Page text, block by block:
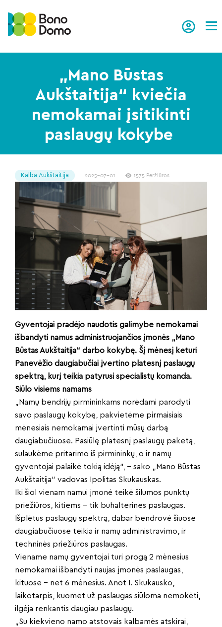
„Mano Būstas
Aukštaitija“ kviečia
nemokamai įsitikinti
paslaugų kokybe
Kalba Aukštaitija 2025-07-01 1575 Peržiūros
Gyventojai pradėjo naudotis galimybe nemokamai
išbandyti namus administruojančios įmonės „Mano
Būstas Aukštaitija“ darbo kokybę. Šį mėnesį keturi
Panevėžio daugiabučiai įvertino platesnį paslaugų
spektrą, kurį teikia patyrusi specialistų komanda.
Siūlo visiems namams
„Namų bendrijų pirmininkams norėdami parodyti
savo paslaugų kokybę, pakvietėme pirmaisiais
mėnesiais nemokamai įvertinti mūsų darbą
daugiabučiuose. Pasiūlę platesnį paslaugų paketą,
sulaukėme pritarimo iš pirmininkų, o ir namų
gyventojai palaikė tokią idėją“, – sako „Mano Būstas
Aukštaitija“ vadovas Ipolitas Skukauskas.
Iki šiol vienam namui įmonė teikė šilumos punktų
priežiūros, kitiems – tik buhalterines paslaugas.
Išplėtus paslaugų spektrą, dabar bendrovė šiuose
daugiabučiuose teikia ir namų administravimo, ir
techninės priežiūros paslaugas.
Viename namų gyventojai turi progą 2 mėnesius
nemokamai išbandyti naujas įmonės paslaugas,
kituose – net 6 mėnesius. Anot I. Skukausko,
laikotarpis, kuomet už paslaugas siūloma nemokėti,
ilgėja renkantis daugiau paslaugų.
„Su kiekvieno namo atstovais kalbamės atskirai,